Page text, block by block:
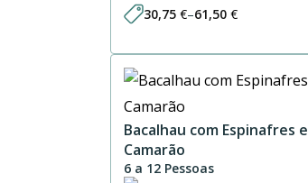
30,75 €–61,50 €
Price
30,75 €
61,50 €
Bacalhau com Espinafres e
Camarão
6 a 12 Pessoas